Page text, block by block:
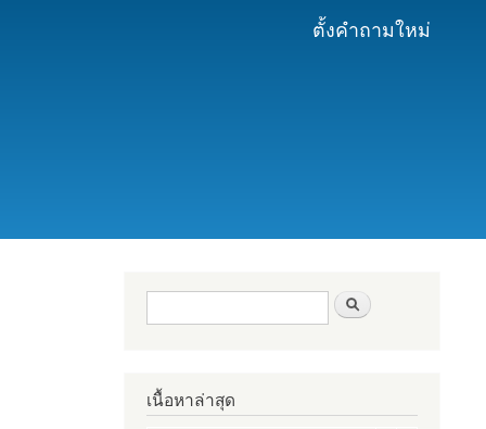
ตั้งคำถามใหม่
ฟอร์มค้นหา
เนื้อหาล่าสุด